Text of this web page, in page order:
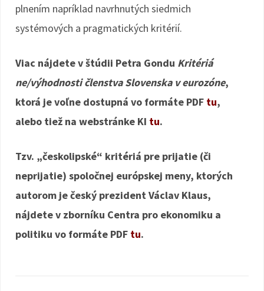
plnením napríklad navrhnutých siedmich
systémových a pragmatických kritérií.
Viac nájdete v štúdii Petra Gondu Kritériá
ne/výhodnosti členstva Slovenska v eurozóne,
ktorá je voľne dostupná vo formáte PDF tu,
alebo tiež na webstránke KI tu.
Tzv. „českolipské“ kritériá pre prijatie (či
neprijatie) spoločnej európskej meny, ktorých
autorom je český prezident Václav Klaus,
nájdete v zborníku Centra pro ekonomiku a
politiku vo formáte PDF tu.